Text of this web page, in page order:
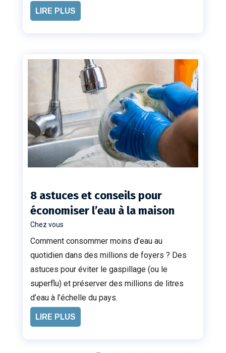
LIRE PLUS
8 astuces et conseils pour
économiser l’eau à la maison
Chez vous
Comment consommer moins d’eau au
quotidien dans des millions de foyers ? Des
astuces pour éviter le gaspillage (ou le
superflu) et préserver des millions de litres
d’eau à l’échelle du pays.
LIRE PLUS